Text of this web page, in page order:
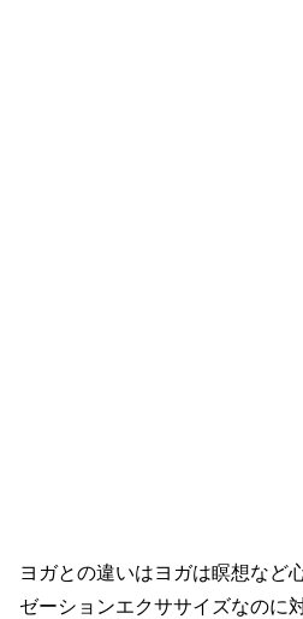
ヨガとの違いはヨガは瞑想など
ゼーションエクササイズなのに